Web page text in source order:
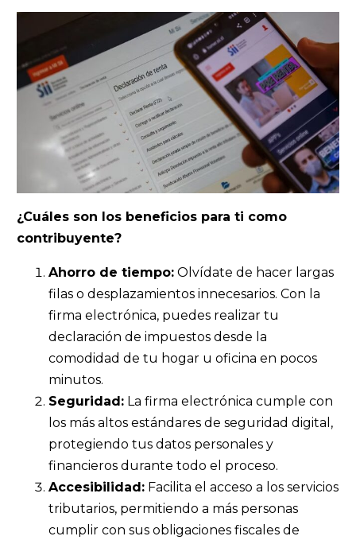
¿Cuáles son los beneficios para ti como
contribuyente?
Ahorro de tiempo: Olvídate de hacer largas
filas o desplazamientos innecesarios. Con la
firma electrónica, puedes realizar tu
declaración de impuestos desde la
comodidad de tu hogar u oficina en pocos
minutos.
Seguridad: La firma electrónica cumple con
los más altos estándares de seguridad digital,
protegiendo tus datos personales y
financieros durante todo el proceso.
Accesibilidad: Facilita el acceso a los servicios
tributarios, permitiendo a más personas
cumplir con sus obligaciones fiscales de